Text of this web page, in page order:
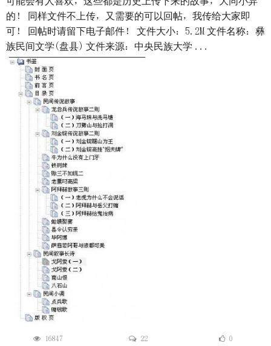
的！ 同样文件不上传，又需要的可以回帖，我传给大家即
可！ 回帖时请留下电子邮件！ 文件大小：5.2M 文件名称：彝
族民间文学(盘县) 文件来源：中央民族大学 ...
16847 22 0